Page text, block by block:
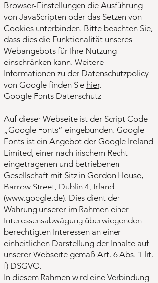
Browser-Einstellungen die Ausführung
von JavaScripten oder das Setzen von
Cookies unterbinden. Bitte beachten Sie,
dass dies die Funktionalität unseres
Webangebots für Ihre Nutzung
einschränken kann. Weitere
Informationen zu der Datenschutzpolicy
von Google finden Sie hier.
Google Fonts Datenschutz
Auf dieser Webseite ist der Script Code
„Google Fonts“ eingebunden. Google
Fonts ist ein Angebot der Google Ireland
Limited, einer nach irischem Recht
eingetragenen und betriebenen
Gesellschaft mit Sitz in Gordon House,
Barrow Street, Dublin 4, Irland.
(www.google.de). Dies dient der
Wahrung unserer im Rahmen einer
Interessensabwägung überwiegenden
berechtigten Interessen an einer
einheitlichen Darstellung der Inhalte auf
unserer Webseite gemäß Art. 6 Abs. 1 lit.
f) DSGVO.
In diesem Rahmen wird eine Verbindung